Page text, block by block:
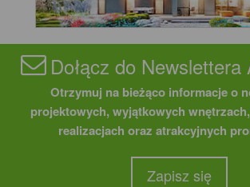
Dołącz do
Otrzymuj na bieżąco informacje o
projektowych, wyjątkowych
realizacjach oraz atrakcyjnych
Zapisz się